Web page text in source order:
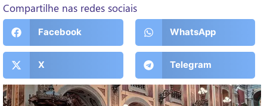
Compartilhe nas redes sociais
Facebook WhatsApp
X Telegram